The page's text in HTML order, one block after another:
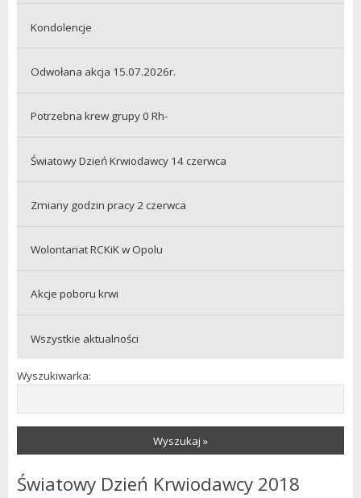
Kondolencje
Odwołana akcja 15.07.2026r.
Potrzebna krew grupy 0 Rh-
Światowy Dzień Krwiodawcy 14 czerwca
Zmiany godzin pracy 2 czerwca
Wolontariat RCKiK w Opolu
Akcje poboru krwi
Wszystkie aktualności
Wyszukiwarka:
Wyszukaj »
Światowy Dzień Krwiodawcy 2018